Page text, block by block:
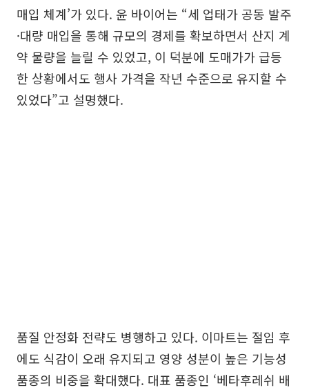
매입 체계’가 있다. 윤 바이어는 “세 업태가 공동 발주
·대량 매입을 통해 규모의 경제를 확보하면서 산지 계
약 물량을 늘릴 수 있었고, 이 덕분에 도매가가 급등
한 상황에서도 행사 가격을 작년 수준으로 유지할 수
있었다”고 설명했다.
품질 안정화 전략도 병행하고 있다. 이마트는 절임 후
에도 식감이 오래 유지되고 영양 성분이 높은 기능성
품종의 비중을 확대했다. 대표 품종인 ‘베타후레쉬 배